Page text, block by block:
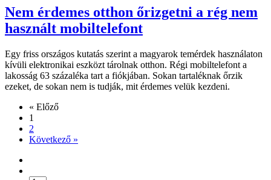
Nem érdemes otthon őrizgetni a rég nem
használt mobiltelefont
Egy friss országos kutatás szerint a magyarok temérdek használaton
kívüli elektronikai eszközt tárolnak otthon. Régi mobiltelefont a
lakosság 63 százaléka tart a fiókjában. Sokan tartaléknak őrzik
ezeket, de sokan nem is tudják, mit érdemes velük kezdeni.
« Előző
1
2
Következő »